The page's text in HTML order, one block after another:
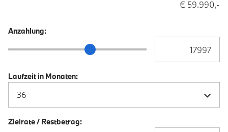
€ 59.990,-
Anzahlung:
Anzahlung Schieberegler
Laufzeit in Monaten:
Zielrate / Restbetrag: